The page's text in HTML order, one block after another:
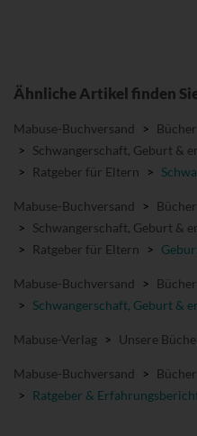
Ähnliche Artikel finden
Mabuse-Buchversand > Bücher
> Schwangerschaft, Geburt &
>
Ratgeber für Eltern >
Mabuse-Buchversand > Bücher
> Schwangerschaft, Geburt &
>
Ratgeber für Eltern >
Mabuse-Buchversand > Bücher
> Schwangerschaft, Geburt &
Mabuse-Verlag > Unsere
Mabuse-Buchversand > Bücher
> Ratgeber &